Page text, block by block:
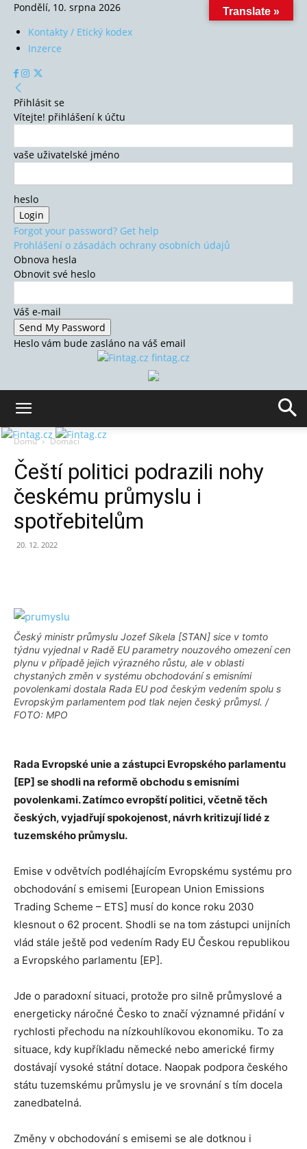
Pondělí, 10. srpna 2026
Kontakty / Etický kodex
Inzerce
Přihlásit se
Vítejte! přihlášení k účtu
vaše uživatelské jméno
heslo
Forgot your password? Get help
Prohlášení o zásadách ochrany osobních údajů
Obnova hesla
Obnovit své heslo
Váš e-mail
Heslo vám bude zasláno na váš email
fintag.cz
Domů Domácí
Čeští politici podrazili nohy
českému průmyslu i
spotřebitelům
20. 12. 2022
Český ministr průmyslu Jozef Síkela [STAN] sice v tomto
týdnu vyjednal v Radě EU parametry nouzového omezení cen
plynu v případě jejich výrazného růstu, ale v oblasti
chystaných změn v systému obchodování s emisními
povolenkami dostala Rada EU pod českým vedením spolu s
Evropským parlamentem pod tlak nejen český průmysl. /
FOTO: MPO
Rada Evropské unie a zástupci Evropského parlamentu
[EP] se shodli na reformě obchodu s emisními
povolenkami. Zatímco evropští politici, včetně těch
českých, vyjadřují spokojenost, návrh kritizují lidé z
tuzemského průmyslu.
Emise v odvětvích podléhajícím Evropskému systému pro
obchodování s emisemi [European Union Emissions
Trading Scheme – ETS] musí do konce roku 2030
klesnout o 62 procent. Shodli se na tom zástupci unijních
vlád stále ještě pod vedením Rady EU Českou republikou
a Evropského parlamentu [EP].
Jde o paradoxní situaci, protože pro silně průmyslové a
energeticky náročné Česko to značí významné přidání v
rychlosti přechodu na nízkouhlíkovou ekonomiku. To za
situace, kdy kupříkladu německé nebo americké firmy
dostávají vysoké státní dotace. Naopak podpora českého
státu tuzemskému průmyslu je ve srovnání s tím docela
zanedbatelná.
Změny v obchodování s emisemi se ale dotknou i
Translate »